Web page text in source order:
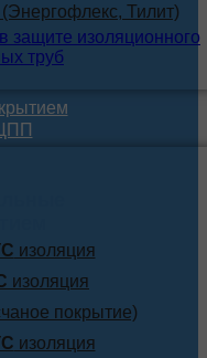
(Энергофлекс, Тилит)
изоляция
изоляция
покрытие)
изоляция